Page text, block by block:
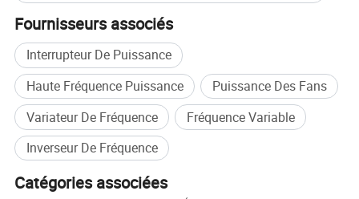
Fournisseurs associés
Interrupteur De Puissance
Haute Fréquence Puissance
Puissance Des Fans
Variateur De Fréquence
Fréquence Variable
Inverseur De Fréquence
Catégories associées